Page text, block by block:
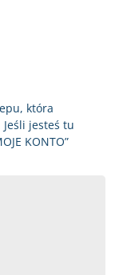
która
jesteś tu
KONTO”